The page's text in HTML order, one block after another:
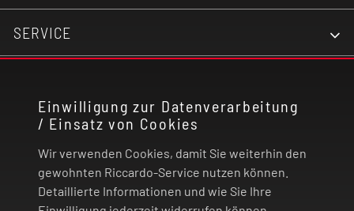
Einwilligung zur Datenverarbeitung
/ Einsatz von Cookies
Wir verwenden Cookies, damit Sie weiterhin den
gewohnten Riccardo-Service nutzen können.
Detaillierte Informationen und wie Sie Ihre
SERVICE
RECHTLICHES
ZAHLUNG UND VERSAND